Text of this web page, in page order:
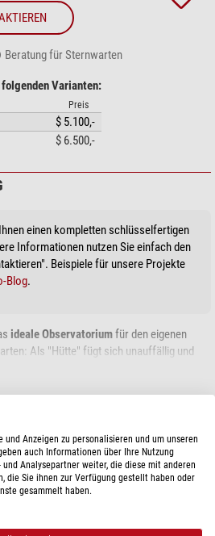
Beratung für Sternwarten
Varianten:
Preis
$ 5.100,-
$ 6.500,-
einen kompletten schlüsselfertigen
Informationen nutzen Sie einfach den
Beispiele für unsere Projekte
Blog.
ideale Observatoriumfür den eigenen
Als "Hütte" fügt sich unauffällig und
nur Ihre Ausrüstung, sondern auch Sie
aus der Nachbarschaft und vor kalten
zugänglich. Sie können aufrecht
zu stoßen.
Sie bei geöffnetem Dach den gesamten
32
und Anzeigen zu personalisieren und um unseren
auch Informationen über Ihre Nutzung
Analysepartner weiter, die diese mit anderen
die Sie ihnen zur Verfügung gestellt haben oder
gesammelt haben.